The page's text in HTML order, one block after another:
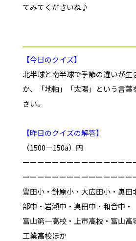
てみてくださいね♪
【今日のクイズ】
北半球と南半球で季節の違いが生
か、「地軸」「太陽」という言葉
さい。
【昨日のクイズの解答】
（1500－150a）円
ーーーーーーーーーーーーーーー
ーーーーーーーーーーーーーーー
豊田小・針原小・大広田小・奥田
部中・岩瀬中・奥田中・和合中・
富山第一高校・上市高校・富山高
工業高校ほか